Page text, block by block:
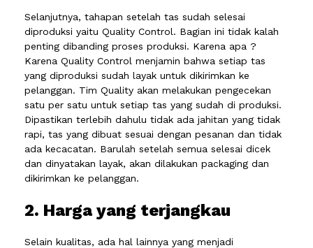
Selanjutnya, tahapan setelah tas sudah selesai
diproduksi yaitu Quality Control. Bagian ini tidak kalah
penting dibanding proses produksi. Karena apa ?
Karena Quality Control menjamin bahwa setiap tas
yang diproduksi sudah layak untuk dikirimkan ke
pelanggan. Tim Quality akan melakukan pengecekan
satu per satu untuk setiap tas yang sudah di produksi.
Dipastikan terlebih dahulu tidak ada jahitan yang tidak
rapi, tas yang dibuat sesuai dengan pesanan dan tidak
ada kecacatan. Barulah setelah semua selesai dicek
dan dinyatakan layak, akan dilakukan packaging dan
dikirimkan ke pelanggan.
2. Harga yang terjangkau
Selain kualitas, ada hal lainnya yang menjadi